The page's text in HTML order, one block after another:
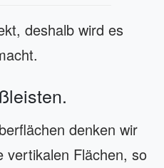
deshalb wird es
denken wir
vertikalen Flächen, so